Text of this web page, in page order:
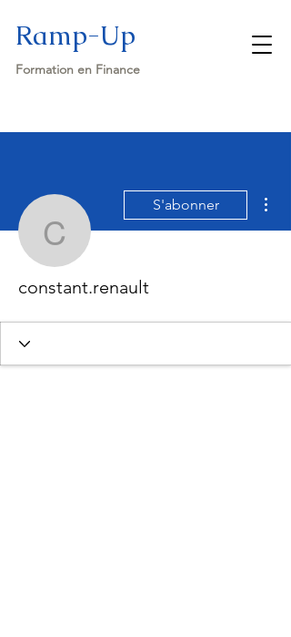
Ramp-Up
Formation en Finance
constant.renault
S'abonner
constant.renault